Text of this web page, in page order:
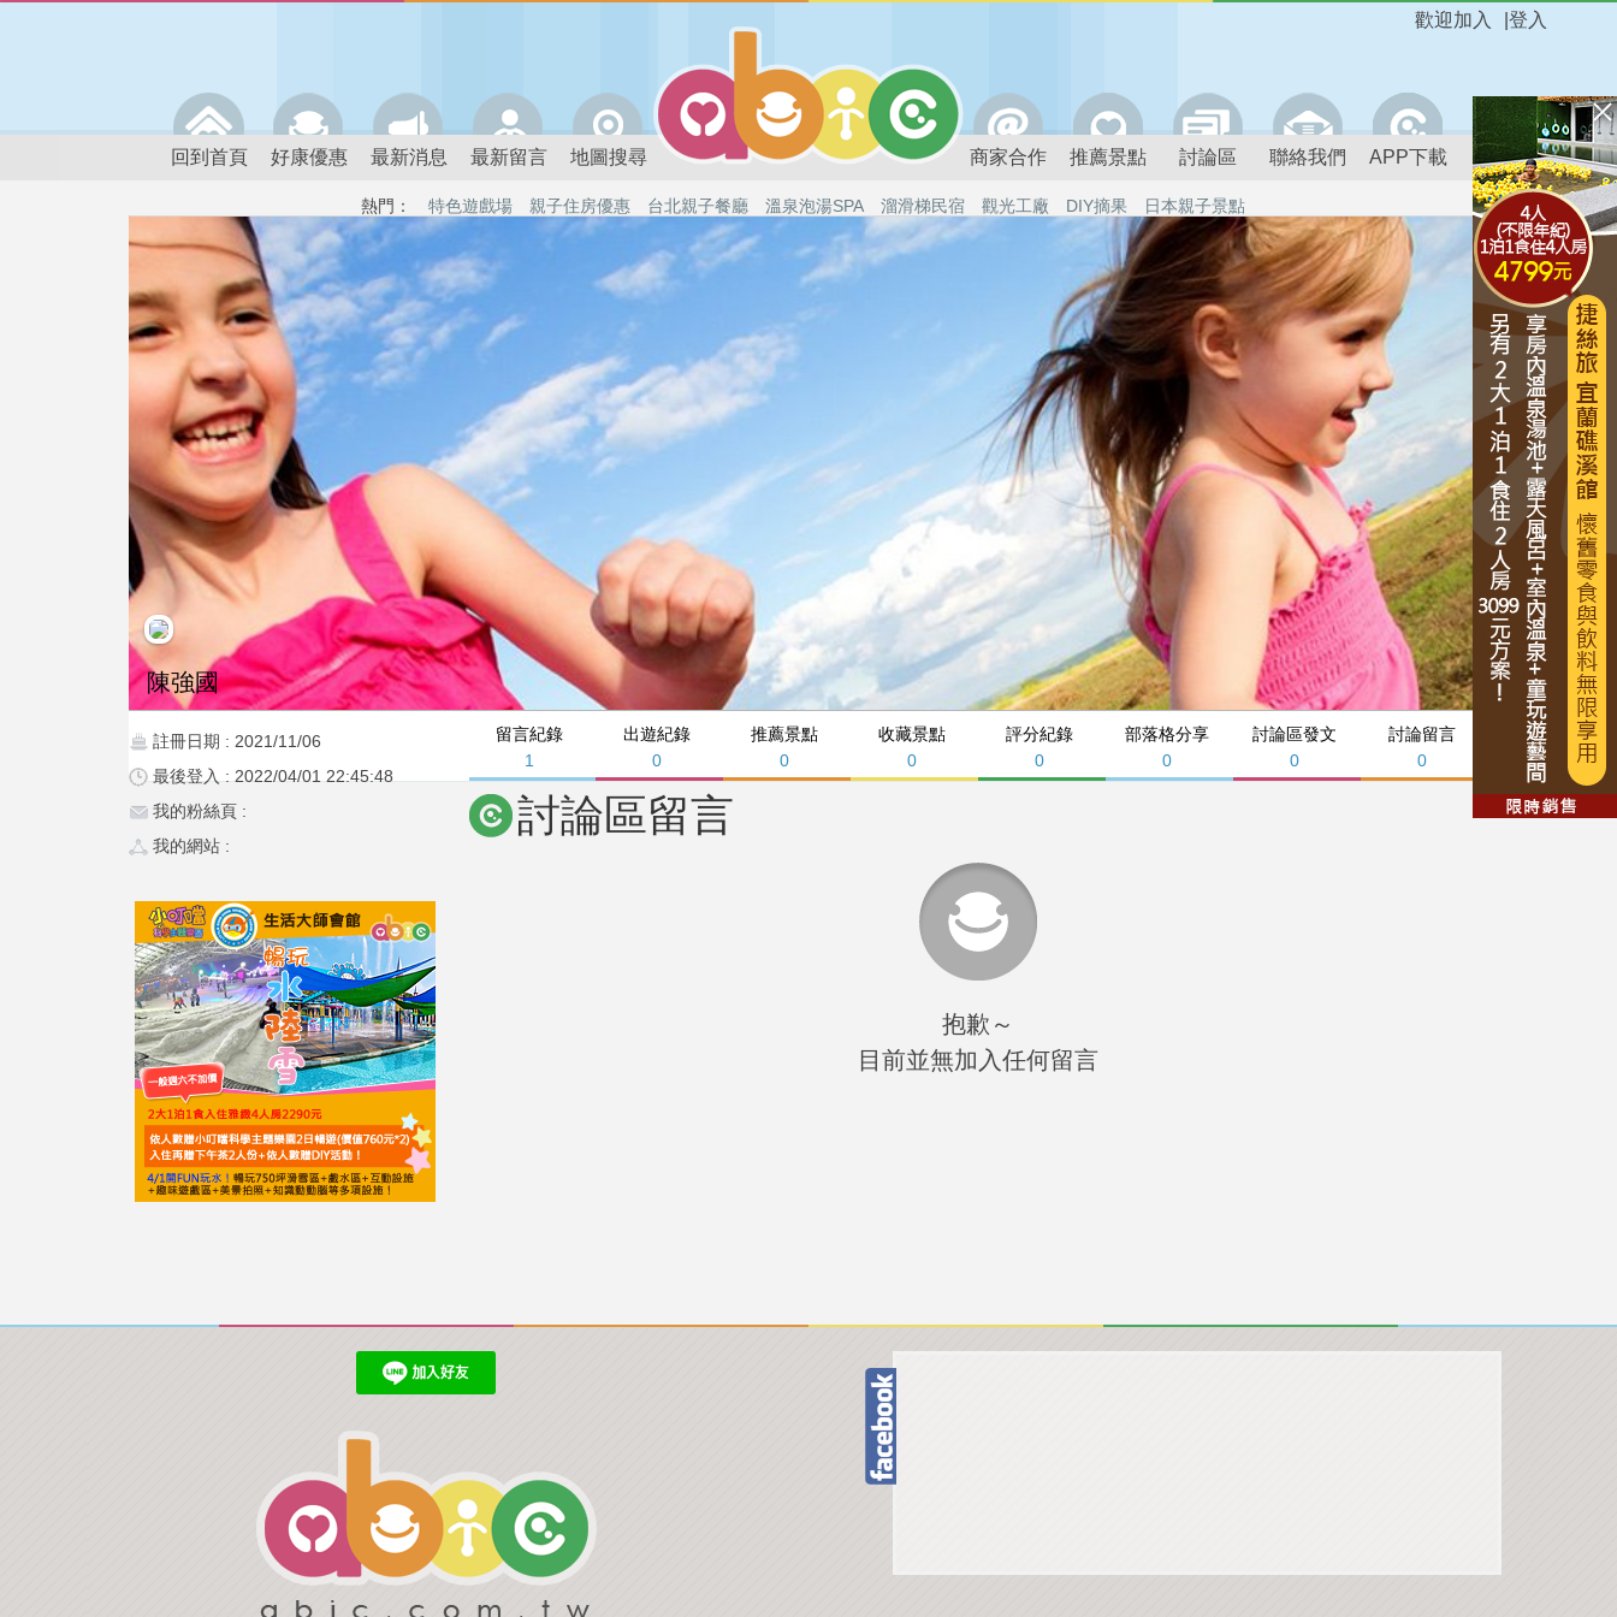
登入
歡迎加入
回到首頁 好康優惠 最新消息 最新留言 地圖搜尋 商家合作 推薦景點 討論區 聯絡我們 APP下載
熱門： 特色遊戲場 親子住房優惠 台北親子餐廳 溫泉泡湯SPA 溜滑梯民宿 觀光工廠 DIY摘果 日本親子景點
留言紀錄
1
出遊紀錄
0
推薦景點
0
收藏景點
0
評分紀錄
0
部落格分享
0
討論區發文
0
討論留言
0
陳強國
註冊日期 : 2021/11/06
最後登入 : 2022/04/01 22:45:48
我的粉絲頁 :
我的網站 :
討論區留言
抱歉～
目前並無加入任何留言